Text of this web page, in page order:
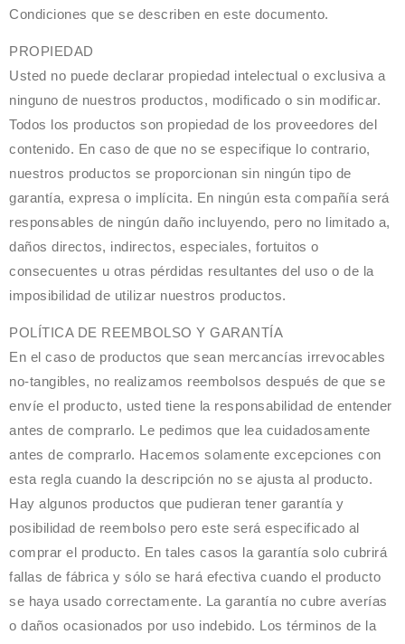
Condiciones que se describen en este documento.
PROPIEDAD
Usted no puede declarar propiedad intelectual o exclusiva a
ninguno de nuestros productos, modificado o sin modificar.
Todos los productos son propiedad de los proveedores del
contenido. En caso de que no se especifique lo contrario,
nuestros productos se proporcionan sin ningún tipo de
garantía, expresa o implícita. En ningún esta compañía será
responsables de ningún daño incluyendo, pero no limitado a,
daños directos, indirectos, especiales, fortuitos o
consecuentes u otras pérdidas resultantes del uso o de la
imposibilidad de utilizar nuestros productos.
POLÍTICA DE REEMBOLSO Y GARANTÍA
En el caso de productos que sean mercancías irrevocables
no-tangibles, no realizamos reembolsos después de que se
envíe el producto, usted tiene la responsabilidad de entender
antes de comprarlo. Le pedimos que lea cuidadosamente
antes de comprarlo. Hacemos solamente excepciones con
esta regla cuando la descripción no se ajusta al producto.
Hay algunos productos que pudieran tener garantía y
posibilidad de reembolso pero este será especificado al
comprar el producto. En tales casos la garantía solo cubrirá
fallas de fábrica y sólo se hará efectiva cuando el producto
se haya usado correctamente. La garantía no cubre averías
o daños ocasionados por uso indebido. Los términos de la